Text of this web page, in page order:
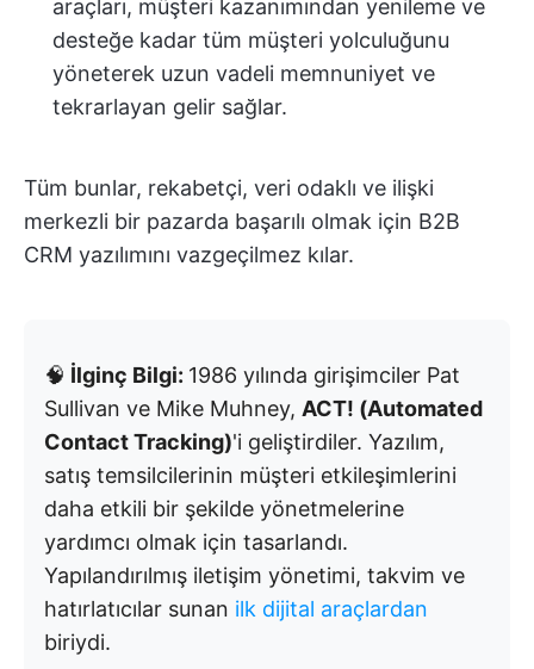
araçları, müşteri kazanımından yenileme ve
desteğe kadar tüm müşteri yolculuğunu
yöneterek uzun vadeli memnuniyet ve
tekrarlayan gelir sağlar.
Tüm bunlar, rekabetçi, veri odaklı ve ilişki
merkezli bir pazarda başarılı olmak için B2B
CRM yazılımını vazgeçilmez kılar.
🧠 İlginç Bilgi: 1986 yılında girişimciler Pat
Sullivan ve Mike Muhney, ACT! (Automated
Contact Tracking)'i geliştirdiler. Yazılım,
satış temsilcilerinin müşteri etkileşimlerini
daha etkili bir şekilde yönetmelerine
yardımcı olmak için tasarlandı.
Yapılandırılmış iletişim yönetimi, takvim ve
hatırlatıcılar sunan ilk dijital araçlardan
biriydi.